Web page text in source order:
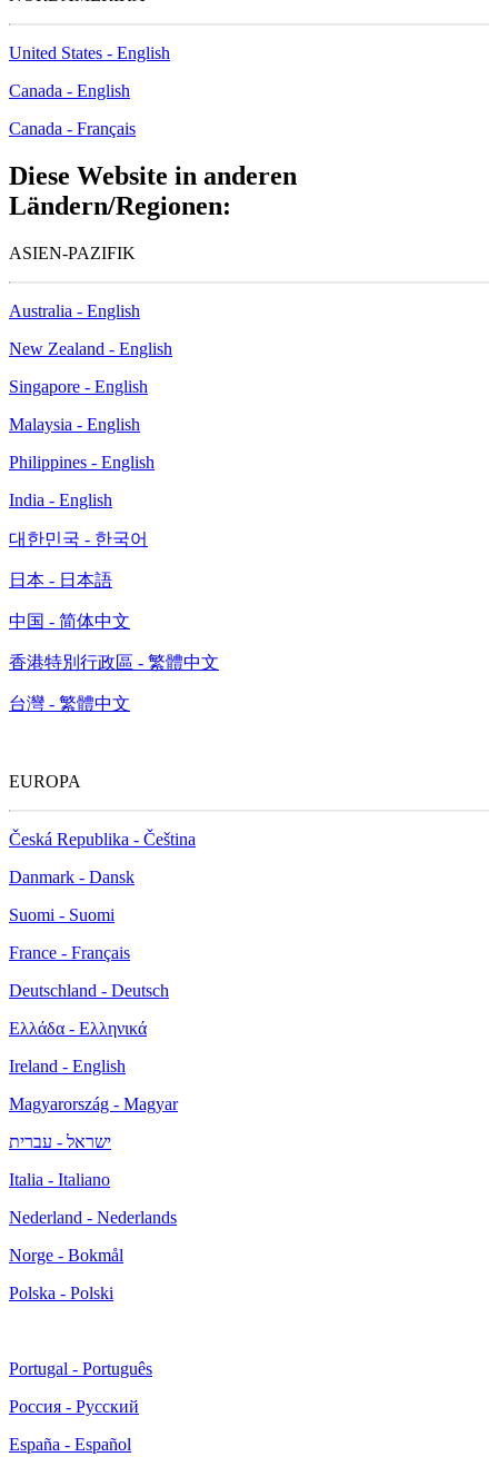
United States - English
Canada - English
Canada - Français
Diese Website in anderen
Ländern/Regionen:
ASIEN-PAZIFIK
Australia - English
New Zealand - English
Singapore - English
Malaysia - English
Philippines - English
India - English
대한민국 - 한국어
日本 - 日本語
中国 - 简体中文
香港特別行政區 - 繁體中文
台灣 - 繁體中文
EUROPA
Česká Republika - Čeština
Danmark - Dansk
Suomi - Suomi
France - Français
Deutschland - Deutsch
Ελλάδα - Ελληνικά
Ireland - English
Magyarország - Magyar
ישראל - עברית
Italia - Italiano
Nederland - Nederlands
Norge - Bokmål
Polska - Polski
Portugal - Português
Россия - Русский
España - Español